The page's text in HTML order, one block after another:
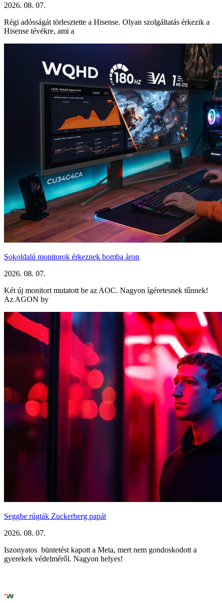
2026. 08. 07.
Régi adósságát törlesztette a Hisense. Olyan szolgáltatás érkezik a
Hisense tévékre, ami a
Sokoldalú monitorok érkeznek bomba áron
2026. 08. 07.
Két új monitort mutatott be az AOC. Nagyon ígéretesnek tűnnek!
Az AGON by
Seggbe rúgták Zuckerberg papát
2026. 08. 07.
Iszonyatos büntetést kapott a Meta, mert nem gondoskodott a
gyerekek védelméről. Nagyon helyes!